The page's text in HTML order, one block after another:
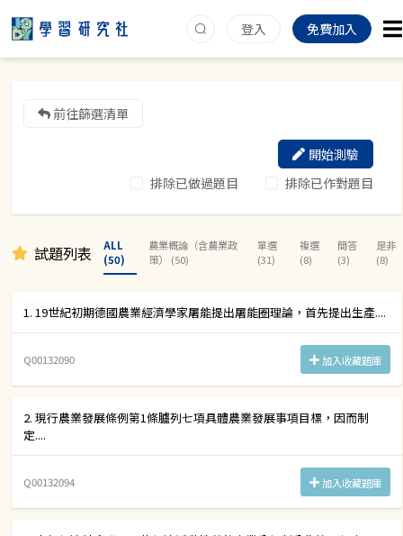
登入 免費加入
前往篩選清單
排除已做過題目 排除已作對題目
開始測驗
試題列表
ALL
(50)
農業概論（含農業政
策） (50)
單選
(31)
複選
(8)
簡答
(3)
是非
(8)
1. 19世紀初期德國農業經濟學家屠能提出屠能圈理論，首先提出生產....
Q00132090 加入收藏題庫
2. 現行農業發展條例第1條臚列七項具體農業發展事項目標，因而制
定....
Q00132094 加入收藏題庫